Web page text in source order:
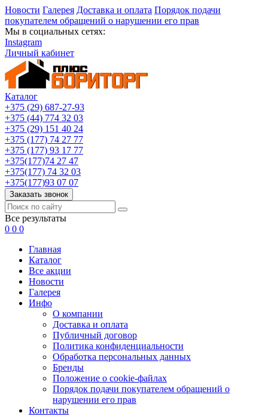
Новости Галерея Доставка и оплата Порядок подачи
покупателем обращений о нарушении его прав
Мы в социальных сетях:
Instagram
Личный кабинет
Каталог
+375 (29) 687-27-93
+375 (44) 774 32 03
+375 (29) 151 40 24
+375 (177) 74 27 77
+375 (177) 93 17 77
+375(177)74 27 47
+375(177) 74 32 03
+375(177)93 07 07
Заказать звонок
Все результаты
0 0 0
Главная
Каталог
Все акции
Новости
Галерея
Инфо
О компании
Доставка и оплата
Публичный договор
Политика конфиденциальности
Обработка персональных данных
Бренды
Положение о cookie-файлах
Порядок подачи покупателем обращений о
нарушении его прав
Контакты